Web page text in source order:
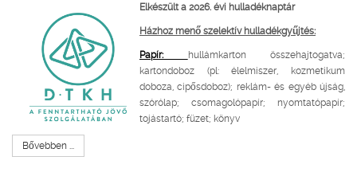
Elkészült a 2026. évi hulladéknaptár
Házhoz menő szelektív hulladékgyűjtés:
Papír:
hullámkarton összehajtogatva;
kartondoboz (pl: élelmiszer, kozmetikum
doboza, cipősdoboz); reklám- és egyéb újság,
szórólap; csomagolópapír; nyomtatópapír;
tojástartó; füzet; könyv
Bővebben ...